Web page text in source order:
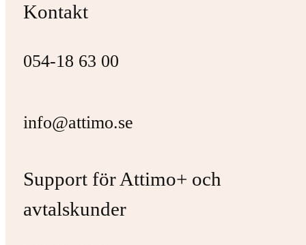
Kontakt
054-18 63 00
info@attimo.se
Support för Attimo+ och
avtalskunder